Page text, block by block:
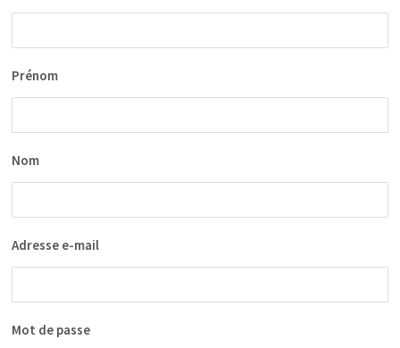
Prénom
Nom
Adresse e-mail
Mot de passe